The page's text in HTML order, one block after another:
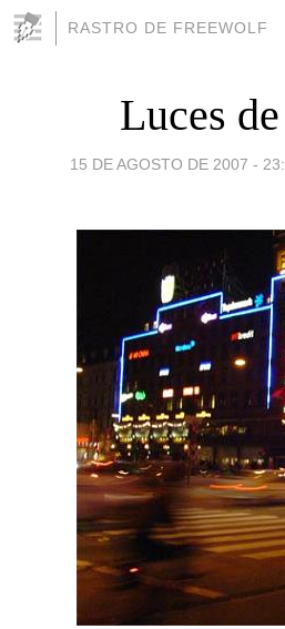
RASTRO DE FREEWOLF
Luces
15 DE AGOSTO DE 2007 -